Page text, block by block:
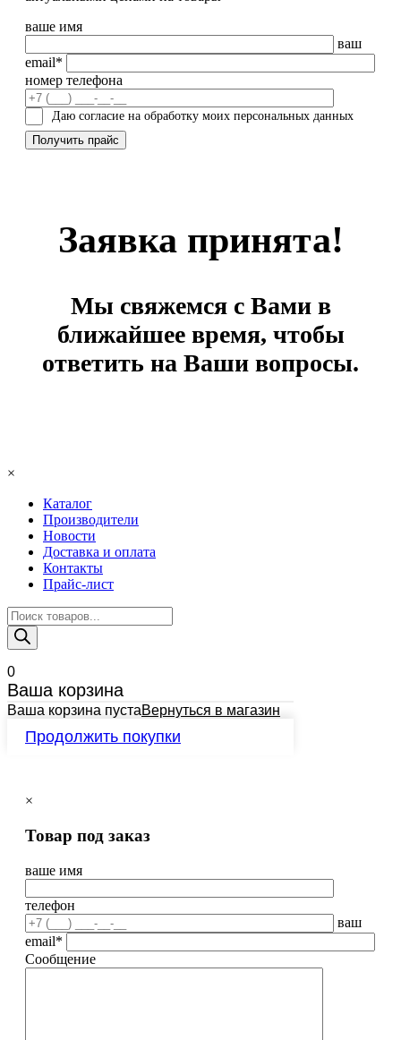
ваше имя
ваш
email*
номер телефона
Даю согласие на обработку моих персональных данных
Заявка принята!
Мы свяжемся с Вами в
ближайшее время, чтобы
ответить на Ваши вопросы.
×
Каталог
Производители
Новости
Доставка и оплата
Контакты
Прайс-лист
Поиск
товаров
0
Ваша корзина
Ваша корзина пустаВернуться в магазин
Продолжить покупки
×
Товар под заказ
ваше имя
телефон
ваш
email*
Сообщение